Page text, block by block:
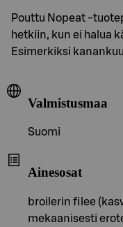
Pouttu Nopeat -
hetkiin, kun ei halua
Esimerkiksi
Valmistusmaa
Suomi
Ainesosat
broilerin filee
mekaanisesti